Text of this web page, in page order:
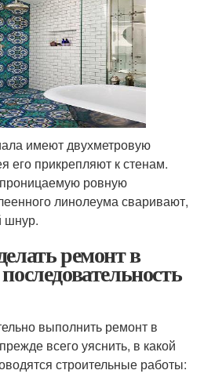
имеют двухметровую
прикрепляют к стенам.
ровную
линолеума сваривают,
шнур.
ремонт в
выполнить ремонт в
всего уяснить, в какой
строительные работы: